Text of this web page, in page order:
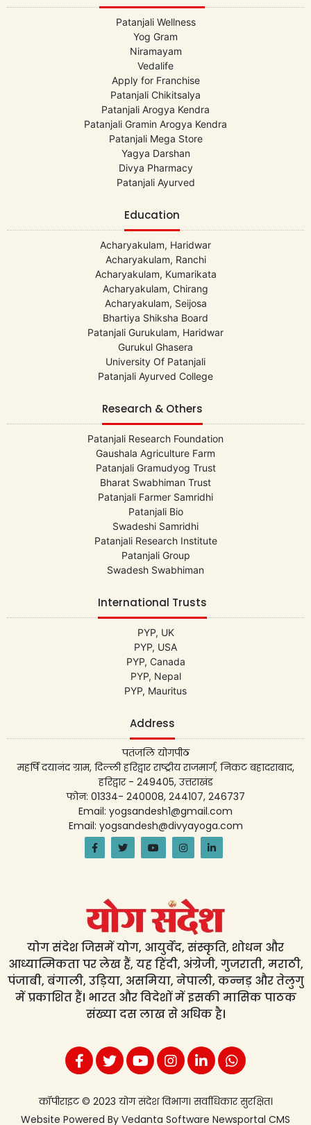
Patanjali Wellness
Yog Gram
Niramayam
Vedalife
Apply for Franchise
Patanjali Chikitsalya
Patanjali Arogya Kendra
Patanjali Gramin Arogya Kendra
Patanjali Mega Store
Yagya Darshan
Divya Pharmacy
Patanjali Ayurved
Education
Acharyakulam, Haridwar
Acharyakulam, Ranchi
Acharyakulam, Kumarikata
Acharyakulam, Chirang
Acharyakulam, Seijosa
Bhartiya Shiksha Board
Patanjali Gurukulam, Haridwar
Gurukul Ghasera
University Of Patanjali
Patanjali Ayurved College
Research & Others
Patanjali Research Foundation
Gaushala Agriculture Farm
Patanjali Gramudyog Trust
Bharat Swabhiman Trust
Patanjali Farmer Samridhi
Patanjali Bio
Swadeshi Samridhi
Patanjali Research Institute
Patanjali Group
Swadesh Swabhiman
International Trusts
PYP, UK
PYP, USA
PYP, Canada
PYP, Nepal
PYP, Mauritus
Address
पतंजलि योगपीठ
महर्षि दयानंद ग्राम, दिल्ली हरिद्वार राष्ट्रीय राजमार्ग, निकट बहादराबाद,
हरिद्वार - 249405, उत्तराखंड
फोन: 01334- 240008, 244107, 246737
Email: yogsandesh1@gmail.com
Email: yogsandesh@divyayoga.com
योग संदेश जिसमें योग, आयुर्वेद, संस्कृति, शोधन और
आध्यात्मिकता पर लेख हैं, यह हिंदी, अंग्रेजी, गुजराती, मराठी,
पंजाबी, बंगाली, उड़िया, असमिया, नेपाली, कन्नड़ और तेलुगु
में प्रकाशित हैं। भारत और विदेशों में इसकी मासिक पाठक
संख्या दस लाख से अधिक है।
कॉपीराइट © 2023 योग संदेश विभाग। सर्वाधिकार सुरक्षित।
Website Powered By Vedanta Software Newsportal CMS